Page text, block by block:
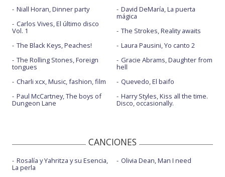
Niall Horan, Dinner party
Carlos Vives, El último disco
Vol. 1
The Black Keys, Peaches!
The Rolling Stones, Foreign
tongues
Charli xcx, Music, fashion, film
Paul McCartney, The boys of
Dungeon Lane
David DeMaría, La puerta
mágica
The Strokes, Reality awaits
Laura Pausini, Yo canto 2
Gracie Abrams, Daughter from
hell
Quevedo, El baifo
Harry Styles, Kiss all the time.
Disco, occasionally.
CANCIONES
Rosalía y Yahritza y su Esencia,
La perla
Olivia Dean, Man I need